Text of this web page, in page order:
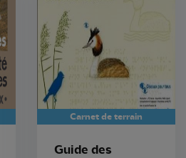
Carnet de terrain
Guide des